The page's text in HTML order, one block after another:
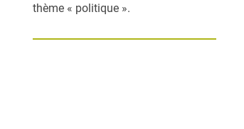
thème « politique ».